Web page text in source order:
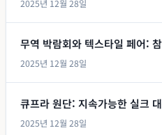
2025년 12월 28일
무역 박람회와 텍스타일 페어:
2025년 12월 28일
큐프라 원단: 지속가능한 실크
2025년 12월 28일